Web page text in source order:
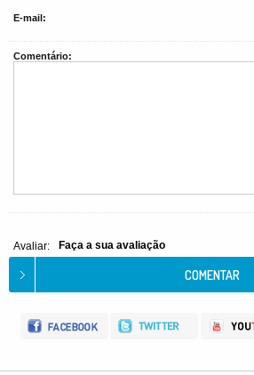
E-mail:
Comentário:
Avaliar: Faça a sua avaliação